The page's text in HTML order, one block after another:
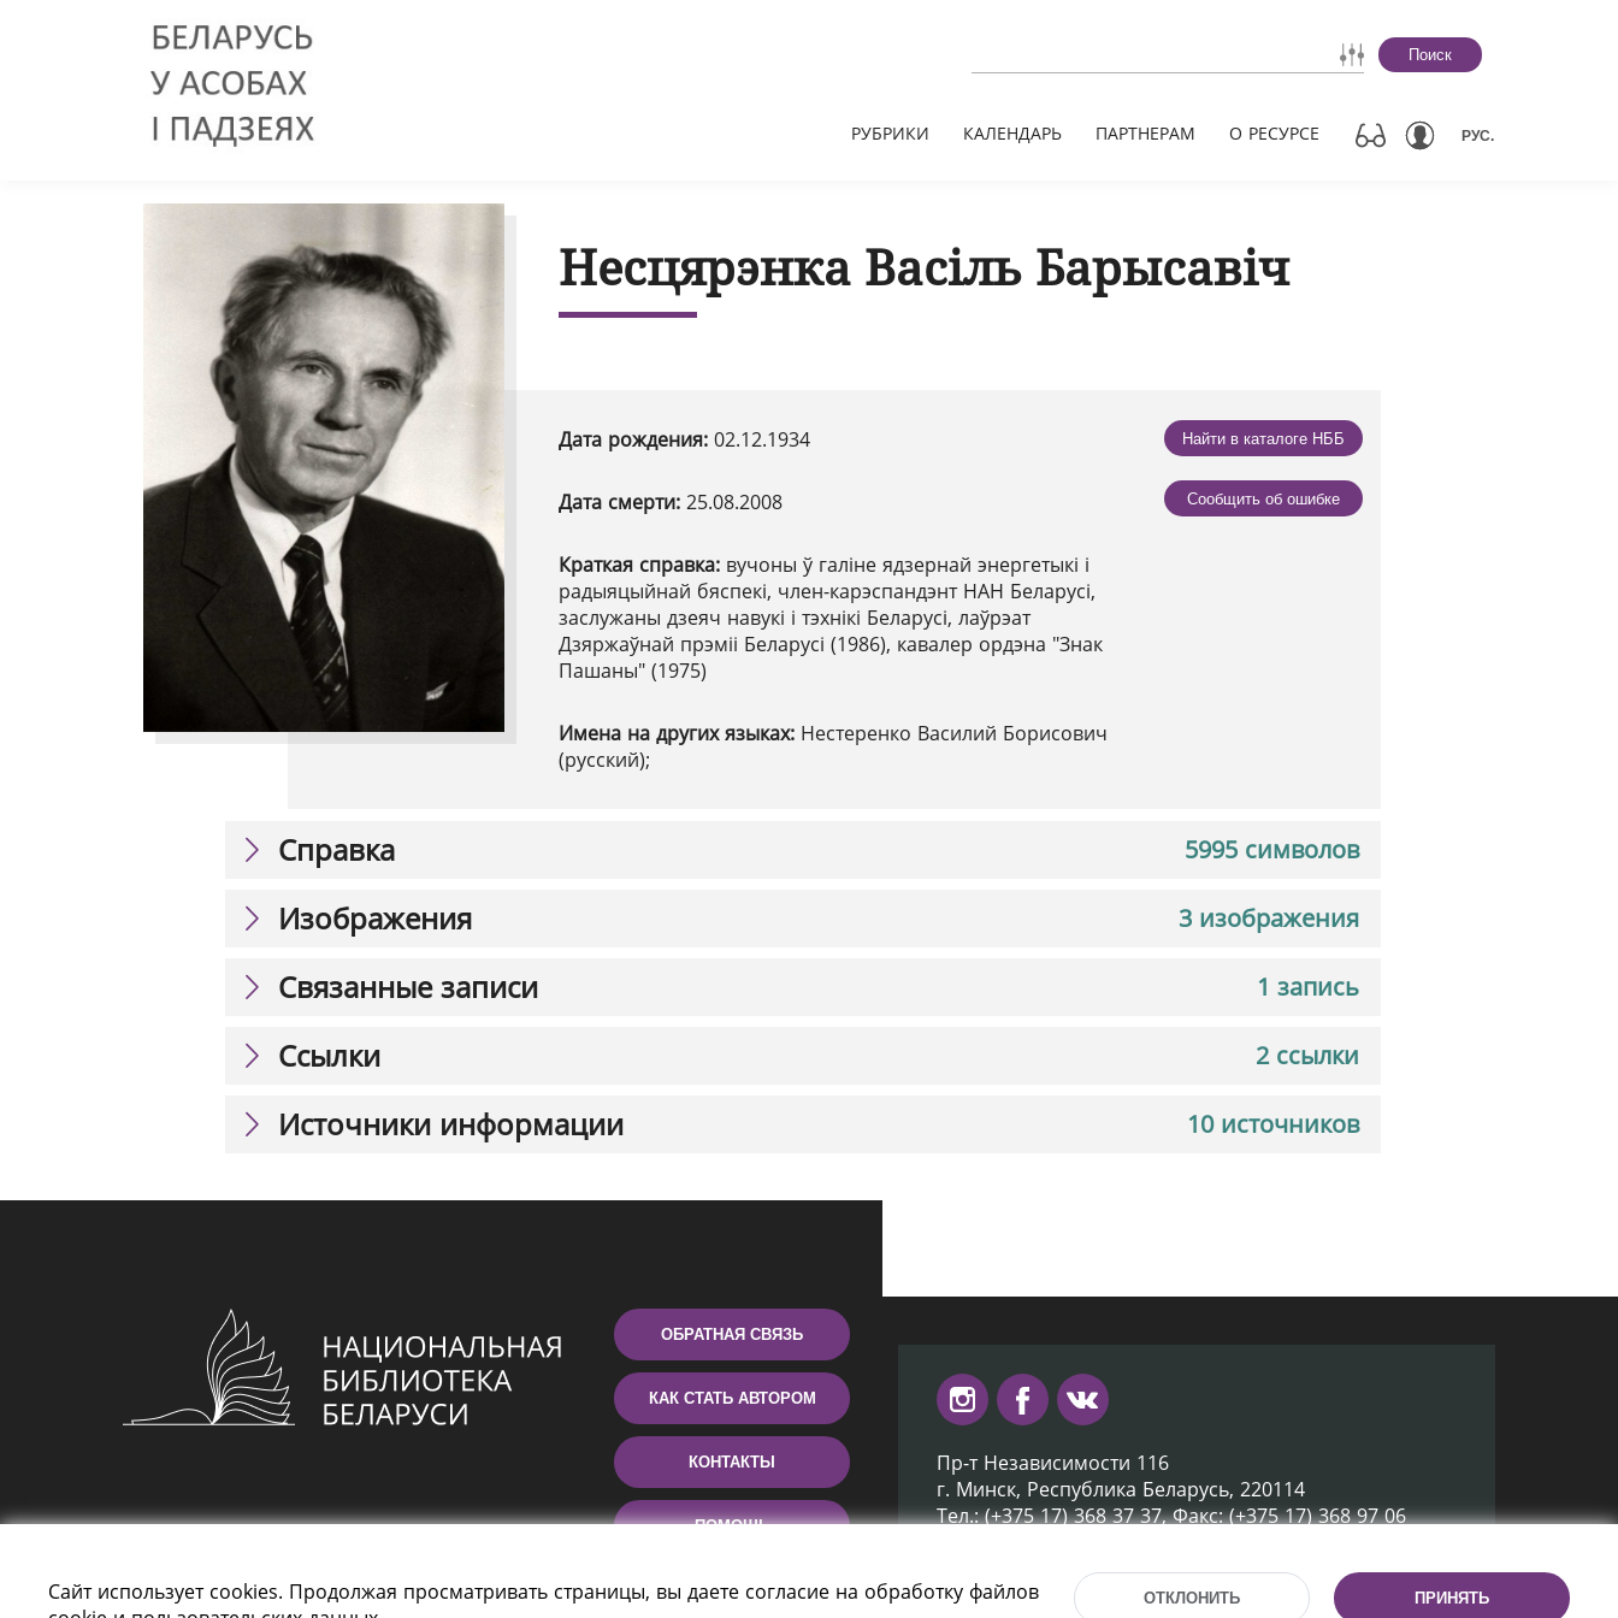
Поиск
РУБРИКИ КАЛЕНДАРЬ ПАРТНЕРАМ О РЕСУРСЕ РУС.
Несцярэнка Васіль Барысавіч
Дата рождения: 02.12.1934
Дата смерти: 25.08.2008
Краткая справка: вучоны ў галіне ядзернай энергетыкі і
радыяцыйнай бяспекі, член-карэспандэнт НАН Беларусі,
заслужаны дзеяч навукі і тэхнікі Беларусі, лаўрэат
Дзяржаўнай прэміі Беларусі (1986), кавалер ордэна "Знак
Пашаны" (1975)
Имена на других языках: Нестеренко Василий Борисович
(русский);
Найти в каталоге НББ
Сообщить об ошибке
5995 символов
Справка
3 изображения
Изображения
1 запись
Связанные записи
2 ссылки
Ссылки
10 источников
Источники информации
ОБРАТНАЯ СВЯЗЬ
КАК СТАТЬ АВТОРОМ
КОНТАКТЫ
ПОМОЩЬ
Пр-т Независимости 116
г. Минск, Республика Беларусь, 220114
Тел.: (+375 17) 368 37 37, Факс: (+375 17) 368 97 06
Сайт использует cookies. Продолжая просматривать страницы, вы даете согласие на обработку файлов
ОТКЛОНИТЬ ПРИНЯТЬ